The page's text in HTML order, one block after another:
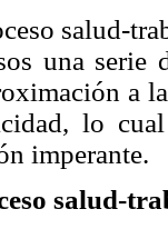
salud-
una serie
a
lo
imperante.
salud-